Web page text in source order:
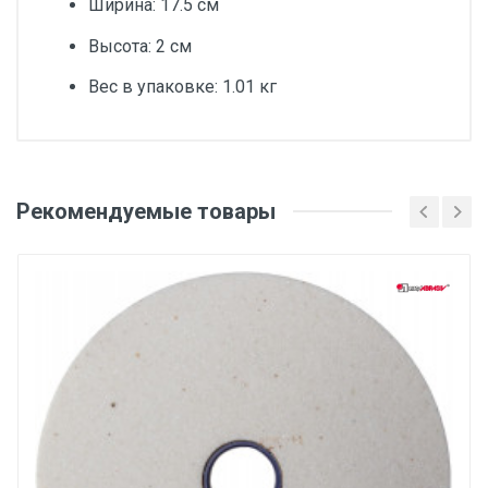
Ширина: 17.5 см
Высота: 2 см
Вес в упаковке: 1.01 кг
Внутренний диаметр (d1), мм
Серия
ЛУГА Абразив
Зернистость
Email
Рекомендуемые товары